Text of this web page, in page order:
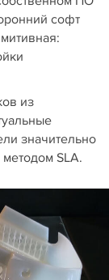
софт
из
значительно
SLA.